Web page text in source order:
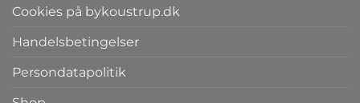
Cookies på bykoustrup.dk
Handelsbetingelser
Persondatapolitik